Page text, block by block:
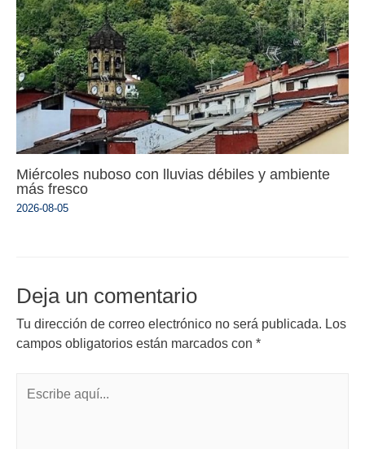
Miércoles nuboso con lluvias débiles y ambiente
más fresco
2026-08-05
Deja un comentario
Tu dirección de correo electrónico no será publicada. Los
campos obligatorios están marcados con *